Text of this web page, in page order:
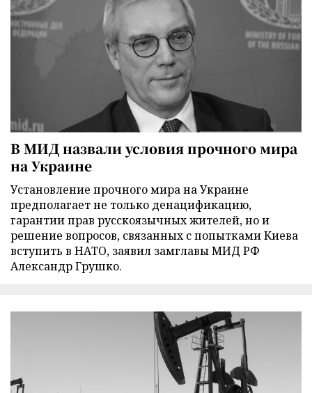
В МИД назвали условия прочного мира
на Украине
Установление прочного мира на Украине
предполагает не только денацификацию,
гарантии прав русскоязычных жителей, но и
решение вопросов, связанных с попытками Киева
вступить в НАТО, заявил замглавы МИД РФ
Александр Грушко.